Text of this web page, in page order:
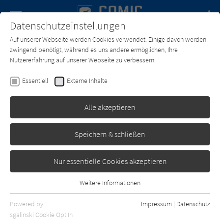
SUCHE Forum Charts Newsletter
Tome
Standard
nur rezensierte Titel anzeigen
Datenschutzeinstellungen
Auf unserer Webseite werden Cookies verwendet. Einige davon werden
zwingend benötigt, während es uns andere ermöglichen, Ihre
Nutzererfahrung auf unserer Webseite zu verbessern.
Essentiell Externe Inhalte
Alle akzeptieren
Speichern & schließen
Nur essentielle Cookies akzeptieren
Essentielle Cookies werden für grundlegende Funktionen der
Webseite benötigt. Dadurch ist gewährleistet, dass die Webseite
Weitere Informationen
Powered by
sgalinski Cookie Opt In
Impressum | Datenschutz